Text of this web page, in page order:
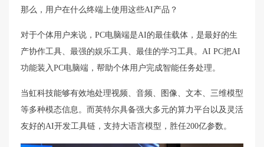
那么，用户在什么终端上使用这些AI产品？
对于个体用户来说，PC电脑端是AI的最佳载体，是最好的生
产协作工具、最强的娱乐工具、最佳的学习工具。AI PC把AI
功能装入PC电脑端，帮助个体用户完成智能任务处理。
当虹科技能够有效地处理视频、音频、图像、文本、三维模型
等多种模态信息。而英特尔具备强大多元的算力平台以及灵活
友好的AI开发工具链，支持大语言模型，胜任200亿参数。